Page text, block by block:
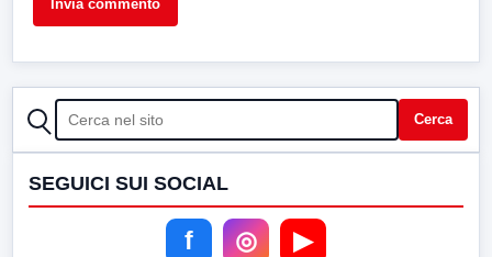
CERCA Cerca
SEGUICI SUI SOCIAL
f ◎ ▶